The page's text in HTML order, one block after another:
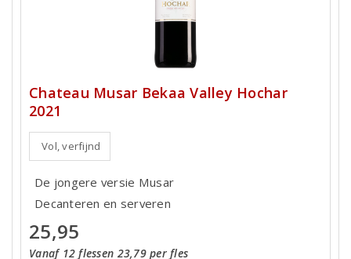
Chateau Musar Bekaa Valley Hochar
2021
Vol, verfijnd
De jongere versie Musar
Decanteren en serveren
25,95
Vanaf 12 flessen 23,79 per fles